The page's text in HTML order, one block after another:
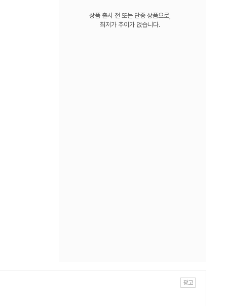
상품 출시 전 또는 단종 상품으로,
최저가 추이가 없습니다.